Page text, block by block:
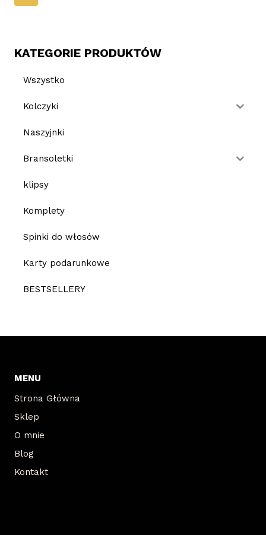
KATEGORIE PRODUKTÓW
Wszystko
Kolczyki
Naszyjnki
Bransoletki
klipsy
Komplety
Spinki do włosów
Karty podarunkowe
BESTSELLERY
MENU
Strona Główna
Sklep
O mnie
Blog
Kontakt